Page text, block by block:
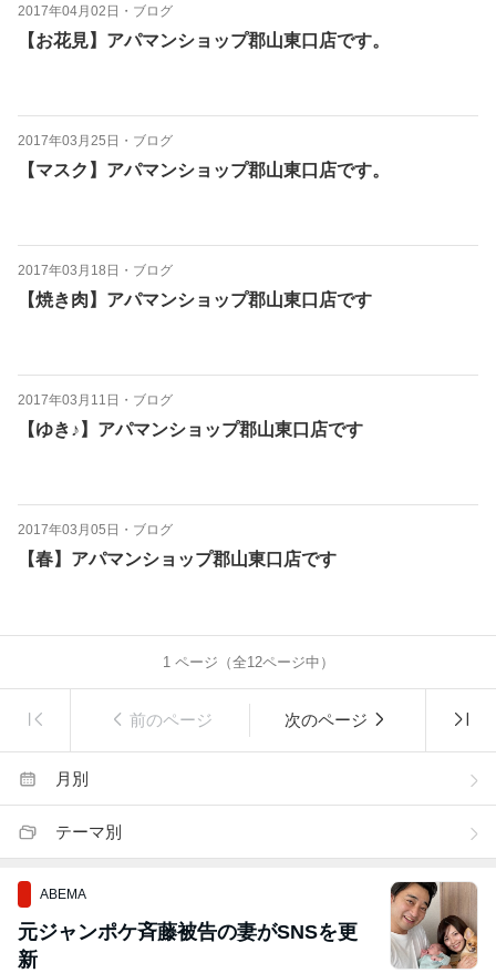
2017年04月02日 ・ ブログ
【お花見】アパマンショップ郡山東口店です。
2017年03月25日 ・ ブログ
【マスク】アパマンショップ郡山東口店です。
2017年03月18日 ・ ブログ
【焼き肉】アパマンショップ郡山東口店です
2017年03月11日 ・ ブログ
【ゆき♪】アパマンショップ郡山東口店です
2017年03月05日 ・ ブログ
【春】アパマンショップ郡山東口店です
1ページ（全12ページ中）
前のページ 次のページ
月別
テーマ別
ABEMA
元ジャンポケ斉藤被告の妻がSNSを更
新